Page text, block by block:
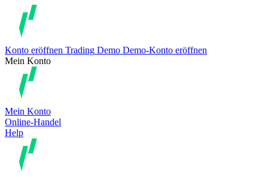
Konto eröffnen Trading Demo Demo-Konto eröffnen
Mein Konto
Mein Konto
Online-Handel
Help